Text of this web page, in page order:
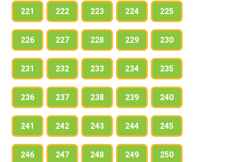
221 222 223 224 225
226 227 228 229 230
231 232 233 234 235
236 237 238 239 240
241 242 243 244 245
246 247 248 249 250